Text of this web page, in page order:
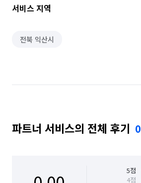
서비스 지역
전북 익산시
파트너 서비스의 전체 후기 0
5점
4점